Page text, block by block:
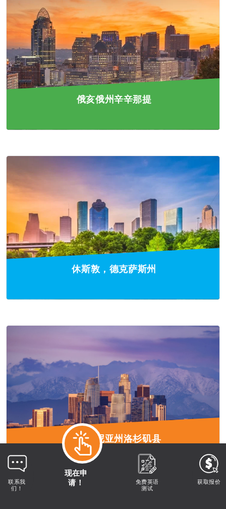
联系我
们！
获取报价
免费英语
测试
现在申
请！
俄亥俄州辛辛那提
休斯敦，德克萨斯州
加利福尼亚州洛杉矶县